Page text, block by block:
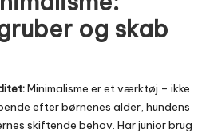
og skab
Minimalisme er et værktøj – ikke
efter børnenes alder, hundens
skiftende behov. Har junior brug